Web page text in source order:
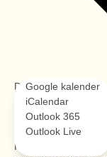
Google kalender
iCalendar
Outlook 365
Outlook Live
Detaljer
Dato: marts 9, 2024
Tidspunkt:
12:00 pm - 5:00 pm
Hjemmeside: